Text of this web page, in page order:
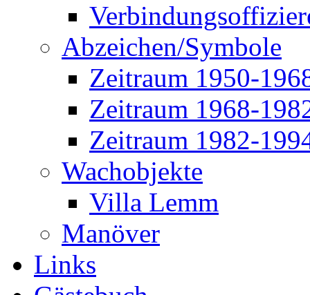
Abzeichen/Symbole
Zeitraum 1950-
Zeitraum 1968-
Zeitraum 1982-
Wachobjekte
Villa Lemm
Manöver
Links